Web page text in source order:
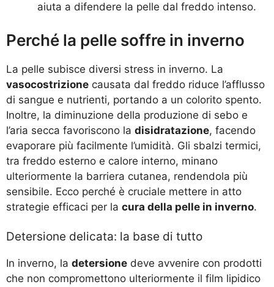
aiuta a difendere la pelle dal freddo intenso.
Perché la pelle soffre in inverno
La pelle subisce diversi stress in inverno. La
vasocostrizione causata dal freddo riduce l’afflusso
di sangue e nutrienti, portando a un colorito spento.
Inoltre, la diminuzione della produzione di sebo e
l’aria secca favoriscono la disidratazione, facendo
evaporare più facilmente l’umidità. Gli sbalzi termici,
tra freddo esterno e calore interno, minano
ulteriormente la barriera cutanea, rendendola più
sensibile. Ecco perché è cruciale mettere in atto
strategie efficaci per la cura della pelle in inverno.
Detersione delicata: la base di tutto
In inverno, la detersione deve avvenire con prodotti
che non compromettono ulteriormente il film lipidico